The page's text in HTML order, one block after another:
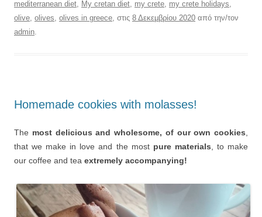
mediterranean diet
My cretan diet my crete my crete holidays
olive olives olives in greece , στις 8 Δεκεμβρίου 2020 από την/τον
admin
Homemade cookies with molasses!
The most delicious and wholesome, of our own cookies
that we make in love and the most pure materials , to make
our coffee and tea extremely accompanying!